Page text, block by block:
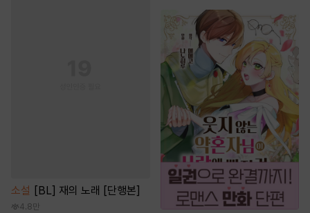
소설 [BL] 재의 노래 [단행본]
4.8만